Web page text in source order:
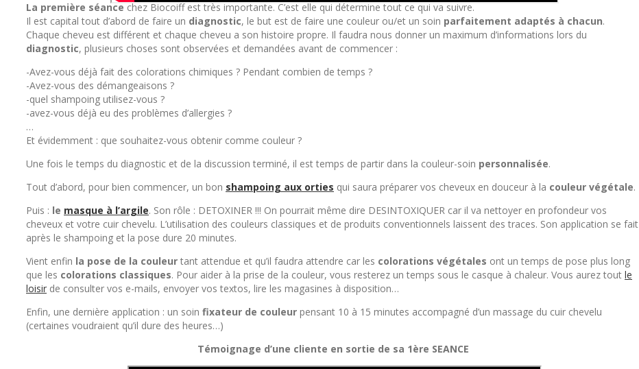
La première séance chez Biocoiff est très importante. C’est elle qui détermine tout ce qui va suivre.
Il est capital tout d’abord de faire un diagnostic, le but est de faire une couleur ou/et un soin parfaitement adaptés à chacun.
Chaque cheveu est différent et chaque cheveu a son histoire propre. Il faudra nous donner un maximum d’informations lors du
diagnostic, plusieurs choses sont observées et demandées avant de commencer :
-Avez-vous déjà fait des colorations chimiques ? Pendant combien de temps ?
-Avez-vous des démangeaisons ?
-quel shampoing utilisez-vous ?
-avez-vous déjà eu des problèmes d’allergies ?
…
Et évidemment : que souhaitez-vous obtenir comme couleur ?
Une fois le temps du diagnostic et de la discussion terminé, il est temps de partir dans la couleur-soin personnalisée.
Tout d’abord, pour bien commencer, un bon shampoing aux orties qui saura préparer vos cheveux en douceur à la couleur végétale.
Puis : le masque à l’argile. Son rôle : DETOXINER !!! On pourrait même dire DESINTOXIQUER car il va nettoyer en profondeur vos
cheveux et votre cuir chevelu. L’utilisation des couleurs classiques et de produits conventionnels laissent des traces. Son application se fait
après le shampoing et la pose dure 20 minutes.
Vient enfin la pose de la couleur tant attendue et qu’il faudra attendre car les colorations végétales ont un temps de pose plus long
que les colorations classiques. Pour aider à la prise de la couleur, vous resterez un temps sous le casque à chaleur. Vous aurez tout le
loisir de consulter vos e-mails, envoyer vos textos, lire les magasines à disposition…
Enfin, une dernière application : un soin fixateur de couleur pensant 10 à 15 minutes accompagné d’un massage du cuir chevelu
(certaines voudraient qu’il dure des heures…)
Témoignage d’une cliente en sortie de sa 1ère SEANCE